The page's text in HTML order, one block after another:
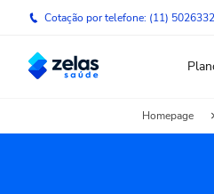
Cotação por telefone: (11)
Homepage